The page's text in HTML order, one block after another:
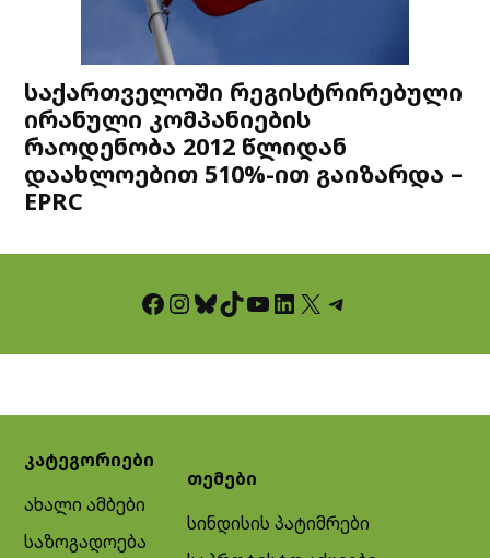
საქართველოში რეგისტრირებული
ირანული კომპანიების
რაოდენობა 2012 წლიდან
დაახლოებით 510%-ით გაიზარდა –
EPRC
Facebook InstagramBluesky TikTok YouTube LinkedIn X Telegram
კატეგორიები
ახალი ამბები
საზოგადოება
თემები
სინდისის პატიმრები